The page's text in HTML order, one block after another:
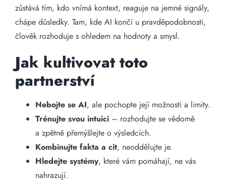
zůstává tím, kdo vnímá kontext, reaguje na jemné signály,
chápe důsledky. Tam, kde AI končí u pravděpodobnosti,
člověk rozhoduje s ohledem na hodnoty a smysl.
Jak kultivovat toto
partnerství
Nebojte se AI, ale pochopte její možnosti a limity.
Trénujte svou intuici – rozhodujte se vědomě
a zpětně přemýšlejte o výsledcích.
Kombinujte fakta a cit, neoddělujte je.
Hledejte systémy, které vám pomáhají, ne vás
nahrazují.